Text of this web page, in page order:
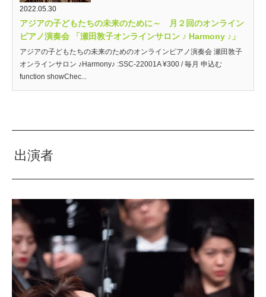
2022.05.30
アジアの子どもたちの未来のために～ 月２回のオンライン
ピアノ演奏会 「瀬田敦子オンラインサロン ♪ Harmony ♪」
アジアの子どもたちの未来のためのオンラインピアノ演奏会 瀬田敦子
オンラインサロン ♪Harmony♪ :SSC-22001A ¥300 / 毎月 申込む
function showChec...
出演者